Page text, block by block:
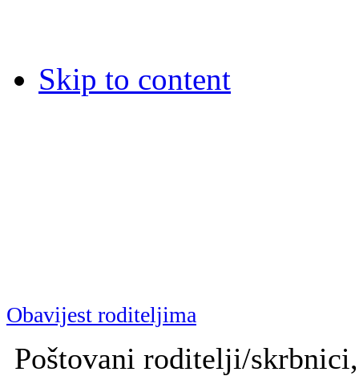
Skip to content
Dječja bolnica Srebrnjak
Dječja bolnica Srebrnjak